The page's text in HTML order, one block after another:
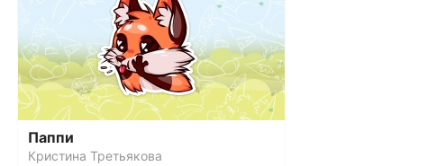
Паппи
Кристина Третьякова